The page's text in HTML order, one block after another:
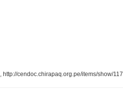
http://cendoc.chirapaq.org.pe/items/show/117